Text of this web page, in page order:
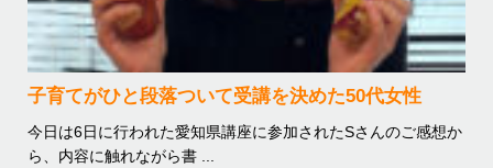
子育てがひと段落ついて受講を決めた50代女性
今日は6日に行われた愛知県講座に参加されたSさんのご感想か
ら、内容に触れながら書 ...